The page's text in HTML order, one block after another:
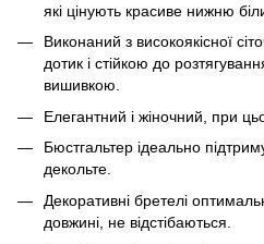
які цінують красиве нижню
Виконаний з високоякісної
дотик і стійкою до
вишивкою.
Елегантний і жіночний, при
Бюстгальтер ідеально
декольте.
Декоративні бретелі
довжині, не відстібаються.